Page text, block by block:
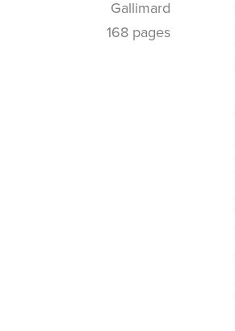
Gallimard
168 pages